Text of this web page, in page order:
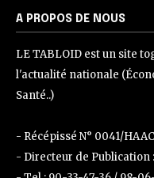
A PROPOS DE NOUS
LE TABLOID est un site
l'actualité nationale
Santé..)
- Récépissé N° 0041/
- Directeur de Publication